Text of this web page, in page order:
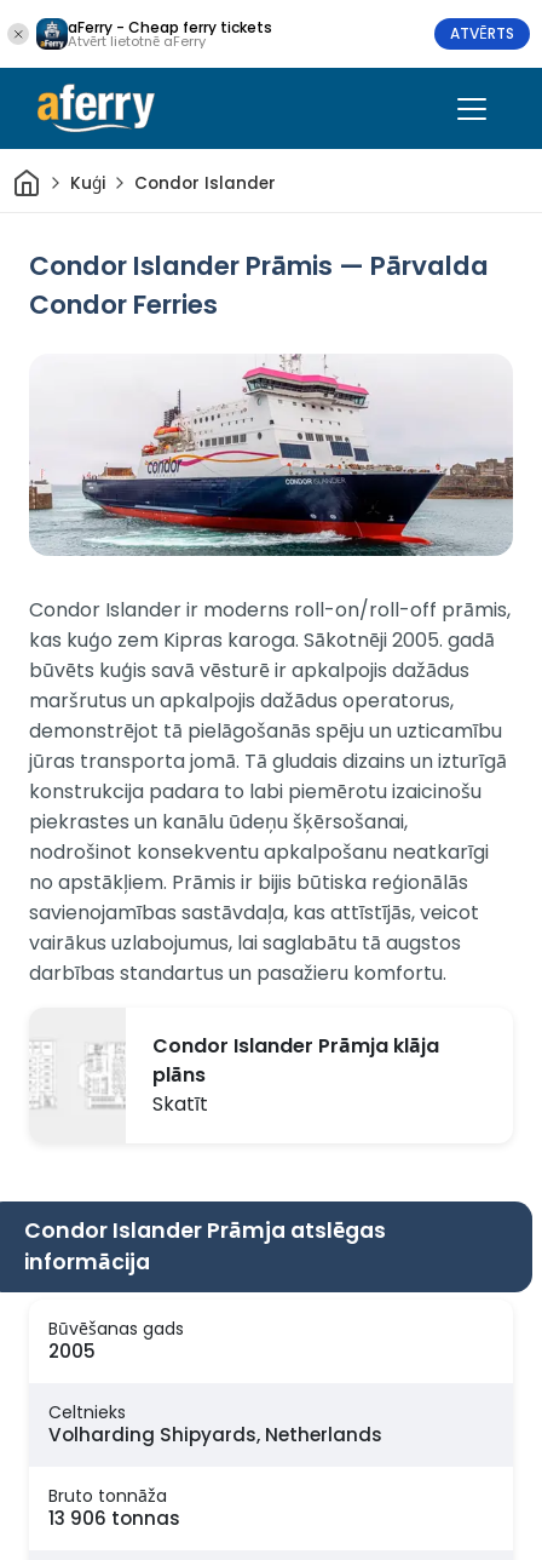
aFerry - Cheap ferry tickets
Atvērt lietotnē aFerry ATVĒRTS
Sākums
Kuģi Condor Islander
Condor Islander Prāmis — Pārvalda
Condor Ferries
Condor Islander ir moderns roll-on/roll-off prāmis,
kas kuģo zem Kipras karoga. Sākotnēji 2005. gadā
būvēts kuģis savā vēsturē ir apkalpojis dažādus
maršrutus un apkalpojis dažādus operatorus,
demonstrējot tā pielāgošanās spēju un uzticamību
jūras transporta jomā. Tā gludais dizains un izturīgā
konstrukcija padara to labi piemērotu izaicinošu
piekrastes un kanālu ūdeņu šķērsošanai,
nodrošinot konsekventu apkalpošanu neatkarīgi
no apstākļiem. Prāmis ir bijis būtiska reģionālās
savienojamības sastāvdaļa, kas attīstījās, veicot
vairākus uzlabojumus, lai saglabātu tā augstos
darbības standartus un pasažieru komfortu.
Condor Islander Prāmja klāja
plāns
Skatīt
Condor Islander Prāmja atslēgas
informācija
Būvēšanas gads
2005
Celtnieks
Volharding Shipyards, Netherlands
Bruto tonnāža
13 906 tonnas